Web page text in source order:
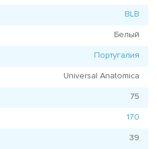
BLB
Белый
Португалия
Universal Anatomica
75
170
39